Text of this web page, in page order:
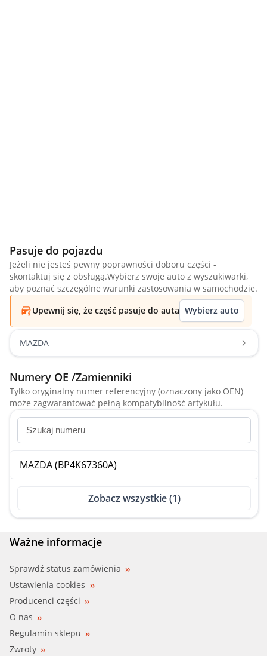
Pasuje do pojazdu
Jeżeli nie jesteś pewny poprawności doboru części -
skontaktuj się z obsługą.Wybierz swoje auto z wyszukiwarki,
aby poznać szczególne warunki zastosowania w samochodzie.
Upewnij się, że część pasuje do auta Wybierz auto
MAZDA
Numery OE /Zamienniki
Tylko oryginalny numer referencyjny (oznaczony jako OEN)
może zagwarantować pełną kompatybilność artykułu.
MAZDA (BP4K67360A)
Zobacz wszystkie (1)
Ważne informacje
Sprawdź status zamówienia
Ustawienia cookies
Producenci części
O nas
Regulamin sklepu
Zwroty